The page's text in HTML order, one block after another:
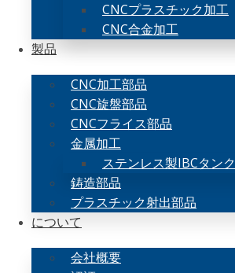
CNCプラスチック加工
CNC合金加工
製品
CNC加工部品
CNC旋盤部品
CNCフライス部品
金属加工
ステンレス製IBCタンク
鋳造部品
プラスチック射出部品
について
会社概要